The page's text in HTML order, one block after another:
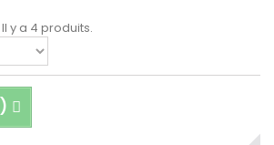
Il y a 4 produits.
)